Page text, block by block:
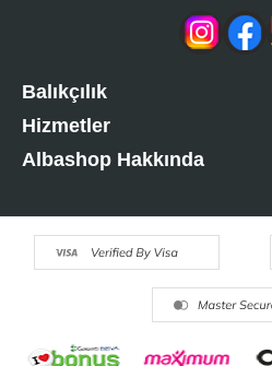
Balıkçılık
Hizmetler
Albashop Hakkında